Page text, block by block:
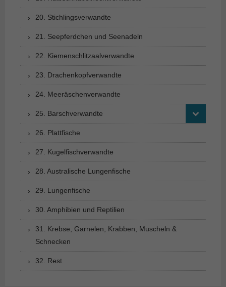
20. Stichlingsverwandte
21. Seepferdchen und Seenadeln
22. Kiemenschlitzaalverwandte
23. Drachenkopfverwandte
24. Meeräschenverwandte
25. Barschverwandte
26. Plattfische
27. Kugelfischverwandte
28. Australische Lungenfische
29. Lungenfische
30. Amphibien und Reptilien
31. Krebse, Garnelen, Krabben, Muscheln &
Schnecken
32. Rest